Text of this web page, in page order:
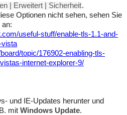
| Erweitert | Sicherheit.
Optionen nicht sehen, sehen Sie
an:
useful-stuff/enable-tls-1.1-and-
vista
topic/176902-enabling-tls-
internet-explorer-9/
und IE-Updates herunter und
mit Windows Update.